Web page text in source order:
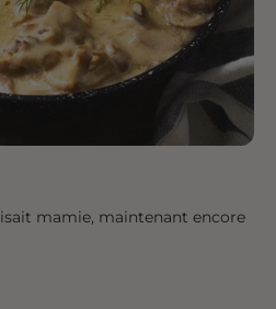
mamie, maintenant encore